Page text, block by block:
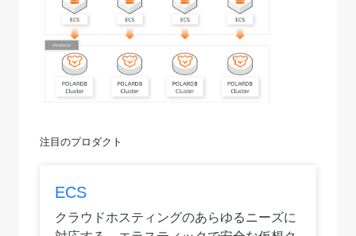
注目のプロダクト
ECS
クラウドホスティングのあらゆるニーズに